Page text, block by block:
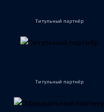
Титульный партнёр
Титульный партнёр